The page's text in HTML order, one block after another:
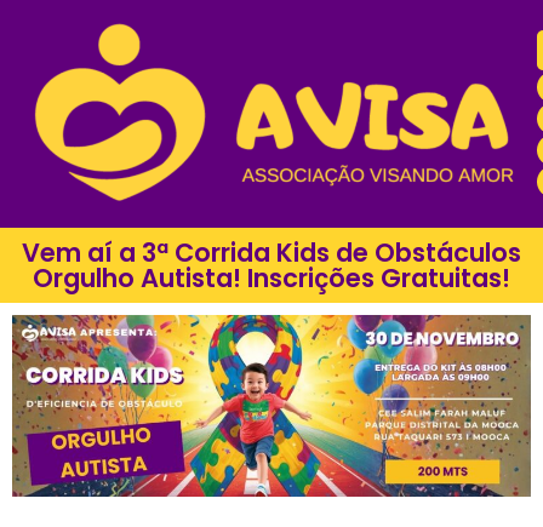
Vem aí a 3ª Corrida Kids de Obstáculos
Orgulho Autista! Inscrições Gratuitas!